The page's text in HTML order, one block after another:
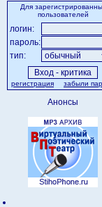
Для
пользователей
логин:
пароль:
тип:
регистрация забыли
Анонсы